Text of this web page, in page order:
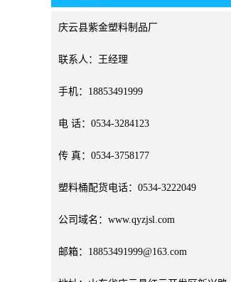
庆云县紫金塑料制品厂
联系人：王经理
手机：18853491999
电 话：0534-3284123
传 真：0534-3758177
塑料桶配货电话：0534-3222049
公司域名：www.qyzjsl.com
邮箱：18853491999@163.com